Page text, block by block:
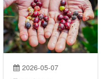
2026-05-07